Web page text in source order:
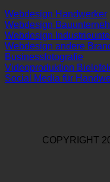
Webdesign Handwerker
Webdesign
Webdesign
Webdesign andere
Businessfotografie
Videoproduktion
Social Media für
COPYRIGHT